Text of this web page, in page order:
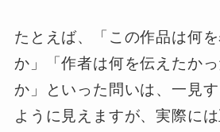
たとえば、「この作品は何
か」「作者は何を伝えたか
か」といった問いは、一見
ように見えますが、実際に